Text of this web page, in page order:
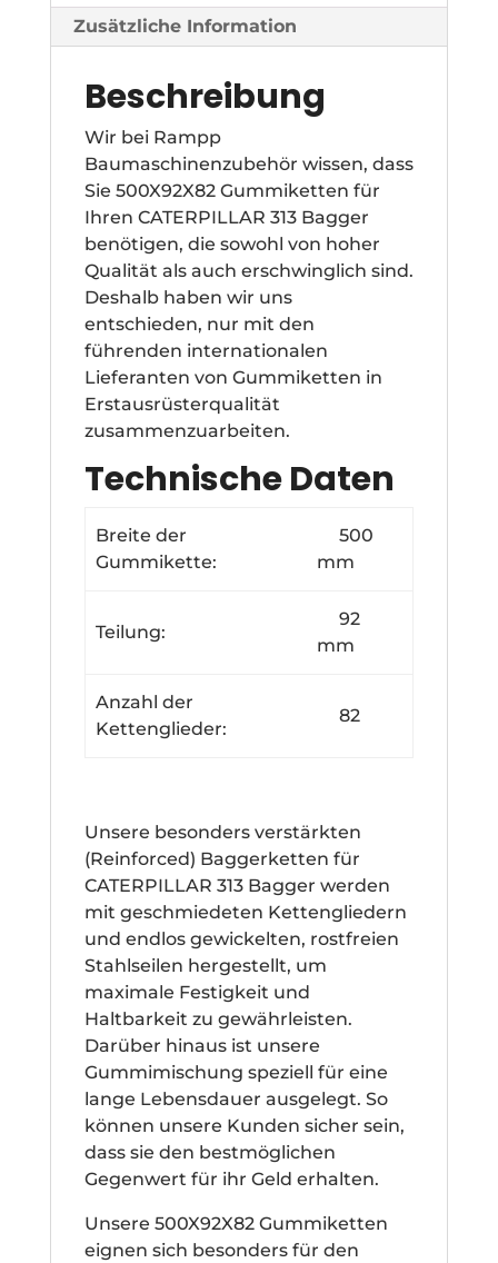
Zusätzliche Information
Beschreibung
Wir bei Rampp
Baumaschinenzubehör wissen, dass
Sie 500X92X82 Gummiketten für
Ihren CATERPILLAR 313 Bagger
benötigen, die sowohl von hoher
Qualität als auch erschwinglich sind.
Deshalb haben wir uns
entschieden, nur mit den
führenden internationalen
Lieferanten von Gummiketten in
Erstausrüsterqualität
zusammenzuarbeiten.
Technische Daten
Breite der
Gummikette:
500
mm
Teilung:
92
mm
Anzahl der
Kettenglieder:
82
Unsere besonders verstärkten
(Reinforced) Baggerketten für
CATERPILLAR 313 Bagger werden
mit geschmiedeten Kettengliedern
und endlos gewickelten, rostfreien
Stahlseilen hergestellt, um
maximale Festigkeit und
Haltbarkeit zu gewährleisten.
Darüber hinaus ist unsere
Gummimischung speziell für eine
lange Lebensdauer ausgelegt. So
können unsere Kunden sicher sein,
dass sie den bestmöglichen
Gegenwert für ihr Geld erhalten.
Unsere 500X92X82 Gummiketten
eignen sich besonders für den